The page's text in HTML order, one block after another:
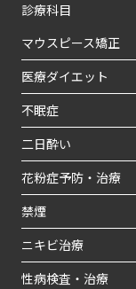
診療科目
マウスピース矯正
医療ダイエット
不眠症
二日酔い
花粉症予防・治療
禁煙
ニキビ治療
性病検査・治療